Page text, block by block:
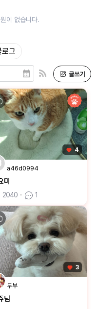
이 없습니다.
로그
4
a46d0994
미
2040 ㆍ 1
3
두부
님